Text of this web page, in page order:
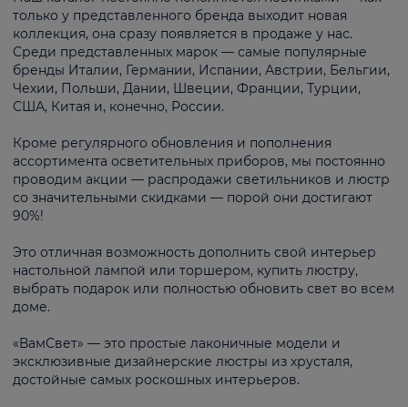
только у представленного бренда выходит новая
коллекция, она сразу появляется в продаже у нас.
Среди представленных марок — самые популярные
бренды Италии, Германии, Испании, Австрии, Бельгии,
Чехии, Польши, Дании, Швеции, Франции, Турции,
США, Китая и, конечно, России.
Кроме регулярного обновления и пополнения
ассортимента осветительных приборов, мы постоянно
проводим акции — распродажи светильников и люстр
со значительными скидками — порой они достигают
90%!
Это отличная возможность дополнить свой интерьер
настольной лампой или торшером, купить люстру,
выбрать подарок или полностью обновить свет во всем
доме.
«ВамСвет» — это простые лаконичные модели и
эксклюзивные дизайнерские люстры из хрусталя,
достойные самых роскошных интерьеров.